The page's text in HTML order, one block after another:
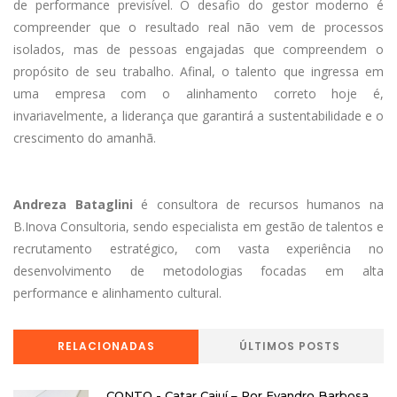
de performance previsível. O desafio do gestor moderno é
compreender que o resultado real não vem de processos
isolados, mas de pessoas engajadas que compreendem o
propósito de seu trabalho. Afinal, o talento que ingressa em
uma empresa com o alinhamento correto hoje é,
invariavelmente, a liderança que garantirá a sustentabilidade e o
crescimento do amanhã.
Andreza Bataglini é consultora de recursos humanos na
B.Inova Consultoria, sendo especialista em gestão de talentos e
recrutamento estratégico, com vasta experiência no
desenvolvimento de metodologias focadas em alta
performance e alinhamento cultural.
RELACIONADAS ÚLTIMOS POSTS